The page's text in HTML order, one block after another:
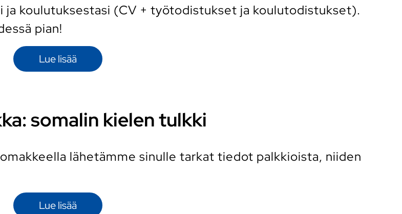
koulutuksestasi (CV + työtodistukset ja koulutodistukset).
pian!
Lue lisää
somalin kielen tulkki
lähetämme sinulle tarkat tiedot palkkioista, niiden
Lue lisää